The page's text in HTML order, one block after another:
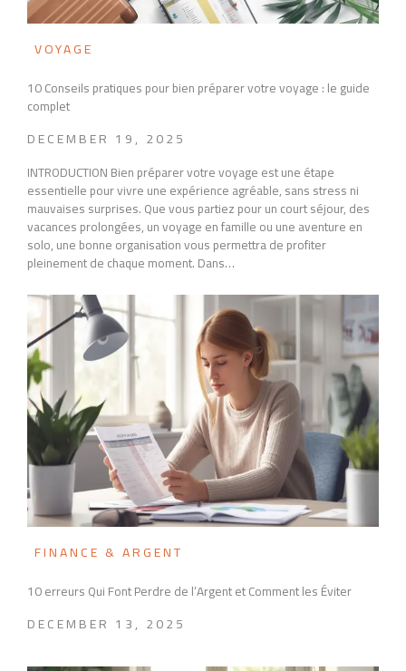
VOYAGE
10 Conseils pratiques pour bien préparer votre voyage : le guide
complet
DECEMBER 19, 2025
INTRODUCTION Bien préparer votre voyage est une étape
essentielle pour vivre une expérience agréable, sans stress ni
mauvaises surprises. Que vous partiez pour un court séjour, des
vacances prolongées, un voyage en famille ou une aventure en
solo, une bonne organisation vous permettra de profiter
pleinement de chaque moment. Dans…
FINANCE & ARGENT
10 erreurs Qui Font Perdre de l’Argent et Comment les Éviter
DECEMBER 13, 2025